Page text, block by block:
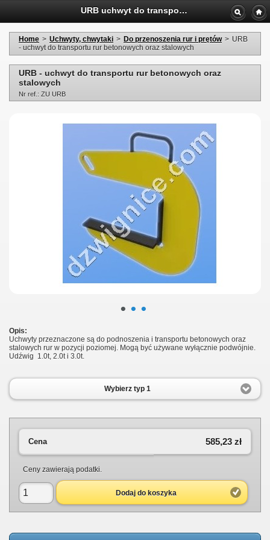
URB uchwyt do transportu betonowych oraz stalowych rur
Home > Uchwyty, chwytaki > Do przenoszenia rur i prętów > URB
- uchwyt do transportu rur betonowych oraz stalowych
URB - uchwyt do transportu rur betonowych oraz
stalowych
Nr ref.: ZU URB
• • •
Opis:
Uchwyty przeznaczone są do podnoszenia i transportu betonowych oraz
stalowych rur w pozycji poziomej. Mogą być używane wyłącznie podwójnie.
Udźwig 1.0t, 2.0t i 3.0t.
Wybierz typ 1
585,23 zł
Cena
Ceny zawierają podatki.
Dodaj do koszyka